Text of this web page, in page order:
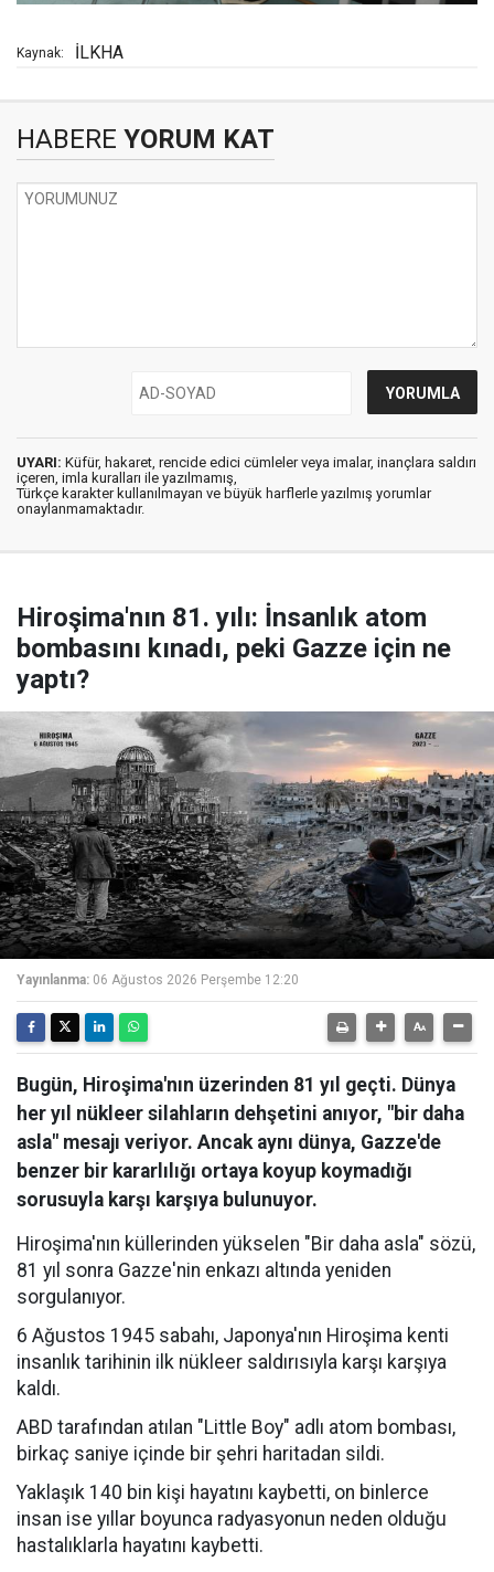
Kaynak: İLKHA
HABERE YORUM KAT
UYARI: Küfür, hakaret, rencide edici cümleler veya imalar, inançlara saldırı
içeren, imla kuralları ile yazılmamış,
Türkçe karakter kullanılmayan ve büyük harflerle yazılmış yorumlar
onaylanmamaktadır.
Hiroşima'nın 81. yılı: İnsanlık atom
bombasını kınadı, peki Gazze için ne
yaptı?
Yayınlanma: 06 Ağustos 2026 Perşembe 12:20
Bugün, Hiroşima'nın üzerinden 81 yıl geçti. Dünya
her yıl nükleer silahların dehşetini anıyor, "bir daha
asla" mesajı veriyor. Ancak aynı dünya, Gazze'de
benzer bir kararlılığı ortaya koyup koymadığı
sorusuyla karşı karşıya bulunuyor.
Hiroşima'nın küllerinden yükselen "Bir daha asla" sözü,
81 yıl sonra Gazze'nin enkazı altında yeniden
sorgulanıyor.
6 Ağustos 1945 sabahı, Japonya'nın Hiroşima kenti
insanlık tarihinin ilk nükleer saldırısıyla karşı karşıya
kaldı.
ABD tarafından atılan "Little Boy" adlı atom bombası,
birkaç saniye içinde bir şehri haritadan sildi.
Yaklaşık 140 bin kişi hayatını kaybetti, on binlerce
insan ise yıllar boyunca radyasyonun neden olduğu
hastalıklarla hayatını kaybetti.